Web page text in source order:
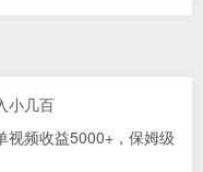
小几百
视频收益5000+，保姆级